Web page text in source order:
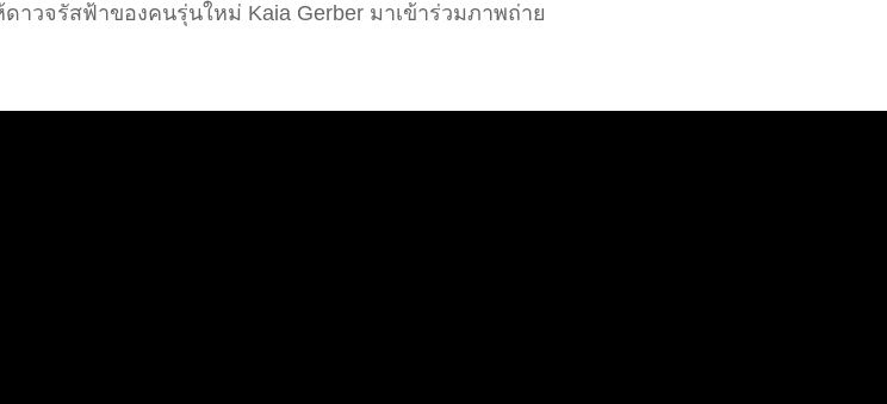
าวจรัสฟ้าของคนรุ่นใหม่ Kaia Gerber มาเข้าร่วมภาพถ่าย